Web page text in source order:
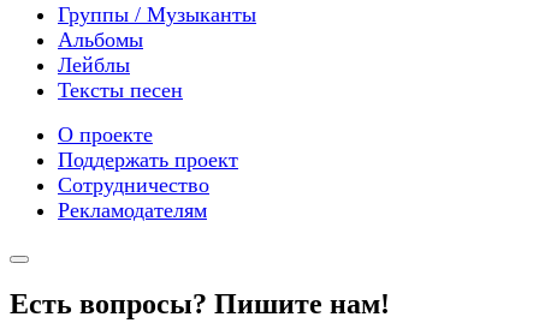
Группы / Музыканты
Альбомы
Лейблы
Тексты песен
О проекте
Поддержать проект
Сотрудничество
Рекламодателям
Есть вопросы? Пишите нам!